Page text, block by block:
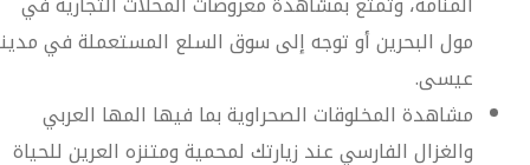
مول البحرين أو توجه إلى سوق السلع المستعملة في
عيسى.
مشاهدة المخلوقات الصحراوية بما فيها المها العربي
والغزال الفارسي عند زيارتك لمحمية ومتنزه العرين للحياة